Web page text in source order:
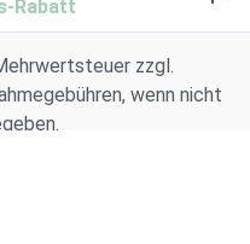
Rabatt
zzgl.
wenn nicht